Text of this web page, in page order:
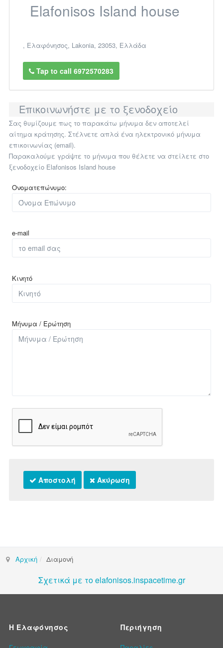
Elafonisos Island house
, Ελαφόνησος, Lakonia, 23053, Ελλάδα
Tap to call 6972570283
Επικοινωνήστε με το ξενοδοχείο
Σας θυμίζουμε πως το παρακάτω μήνυμα δεν αποτελεί
αίτημα κράτησης. Στέλνετε απλά ένα ηλεκτρονικό μήνυμα
επικοινωνίας (email).
Παρακαλούμε γράψτε το μήνυμα που θέλετε να στείλετε στο
ξενοδοχείο Elafonisos Island house
Ονοματεπώνυμο:
e-mail
Κινητό
Μήνυμα / Ερώτηση
Αποστολή Ακύρωση
Αρχική Διαμονή
Σχετικά με το elafonisos.inspacetime.gr
Η Ελαφόνησος Περιήγηση